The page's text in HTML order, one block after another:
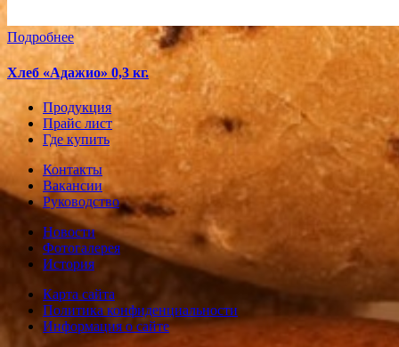
Подробнее
Хлеб «Адажио» 0,3 кг.
Продукция
Прайс лист
Где купить
Контакты
Вакансии
Руководство
Новости
Фотогалерея
История
Карта сайта
Политика конфиденциальности
Информация о сайте